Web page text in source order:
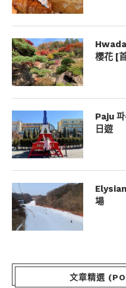
櫻花 [
Paju
日遊
場
文章精選